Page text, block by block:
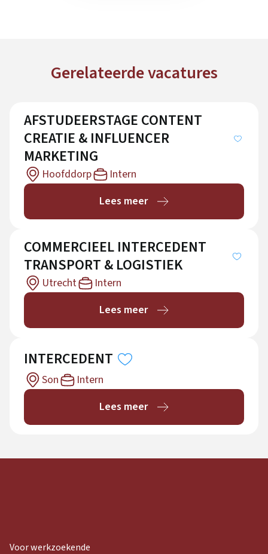
Gerelateerde vacatures
AFSTUDEERSTAGE CONTENT
CREATIE & INFLUENCER
MARKETING
Hoofddorp
Intern
Lees meer
COMMERCIEEL INTERCEDENT
TRANSPORT & LOGISTIEK
Utrecht
Intern
Lees meer
INTERCEDENT
Son
Intern
Lees meer
Voor werkzoekende